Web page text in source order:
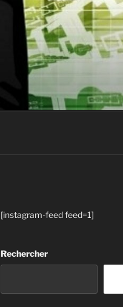
[instagram-feed feed=1]
Rechercher